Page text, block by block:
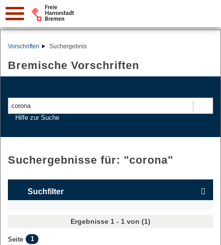
Vorschriften Suchergebnis
Bremische Vorschriften
Hilfe zur Suche
Suchergebnisse für: "corona"
Suchfilter
Ergebnisse 1 - 1 von (1)
Seite
1